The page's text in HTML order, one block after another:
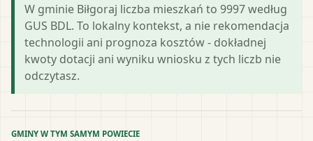
W gminie Biłgoraj liczba mieszkań to 9997 według
GUS BDL. To lokalny kontekst, a nie rekomendacja
technologii ani prognoza kosztów - dokładnej
kwoty dotacji ani wyniku wniosku z tych liczb nie
odczytasz.
GMINY W TYM SAMYM POWIECIE